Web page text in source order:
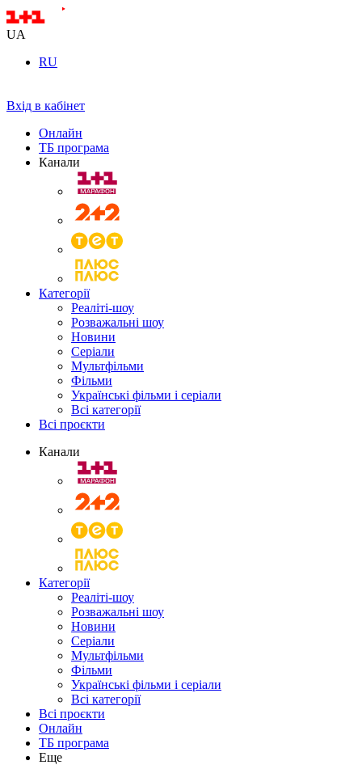
UA
RU
Вхід в кабінет
Онлайн
ТБ програма
Канали
Категорії
Реаліті-шоу
Розважальні шоу
Новини
Серіали
Мультфільми
Фільми
Українські фільми і серіали
Всі категорії
Всі проєкти
Канали
Категорії
Реаліті-шоу
Розважальні шоу
Новини
Серіали
Мультфільми
Фільми
Українські фільми і серіали
Всі категорії
Всі проєкти
Онлайн
ТБ програма
Еще